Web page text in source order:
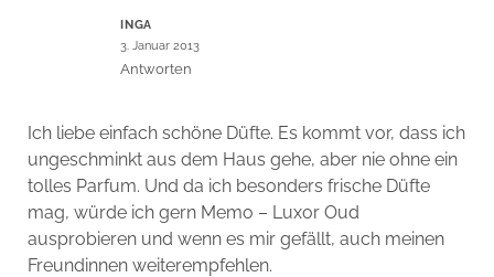
INGA
3. Januar 2013
Antworten
Ich liebe einfach schöne Düfte. Es kommt vor, dass ich
ungeschminkt aus dem Haus gehe, aber nie ohne ein
tolles Parfum. Und da ich besonders frische Düfte
mag, würde ich gern Memo – Luxor Oud
ausprobieren und wenn es mir gefällt, auch meinen
Freundinnen weiterempfehlen.